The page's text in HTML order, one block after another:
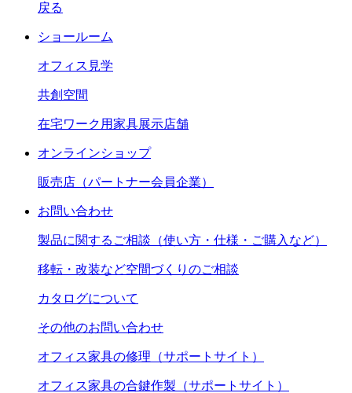
戻る
ショールーム
オフィス見学
共創空間
在宅ワーク用家具展示店舗
オンラインショップ
販売店（パートナー会員企業）
お問い合わせ
製品に関するご相談（使い方・仕様・ご購入など）
移転・改装など空間づくりのご相談
カタログについて
その他のお問い合わせ
オフィス家具の修理（サポートサイト）
オフィス家具の合鍵作製（サポートサイト）